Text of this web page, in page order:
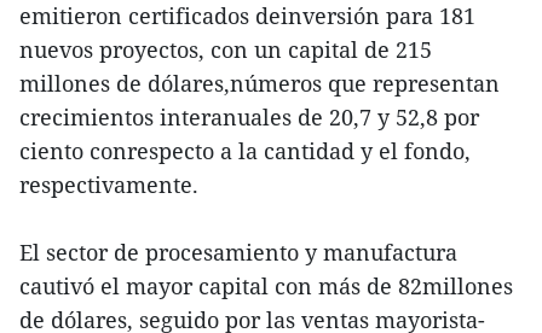
emitieron certificados deinversión para 181
nuevos proyectos, con un capital de 215
millones de dólares,números que representan
crecimientos interanuales de 20,7 y 52,8 por
ciento conrespecto a la cantidad y el fondo,
respectivamente.
El sector de procesamiento y manufactura
cautivó el mayor capital con más de 82millones
de dólares, seguido por las ventas mayorista-